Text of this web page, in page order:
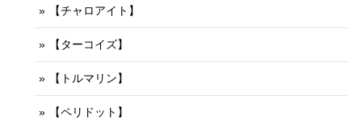
【チャロアイト】
【ターコイズ】
【トルマリン】
【ペリドット】